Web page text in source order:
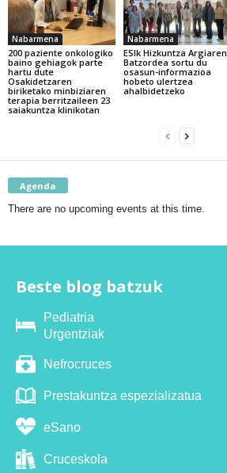
Nabarmena
200 paziente onkologiko
baino gehiagok parte
hartu dute
Osakidetzaren
biriketako minbiziaren
terapia berritzaileen 23
saiakuntza klinikotan
Nabarmena
ESIk Hizkuntza Argiaren
Batzordea sortu du
osasun-informazioa
hobeto ulertzea
ahalbidetzeko
Agenda
There are no upcoming events at this time.
Beste blog batzuk
Pediatria
Urgentziak
Nefrocruces
Prestakuntza espezializatua
eSano
Cruceskola